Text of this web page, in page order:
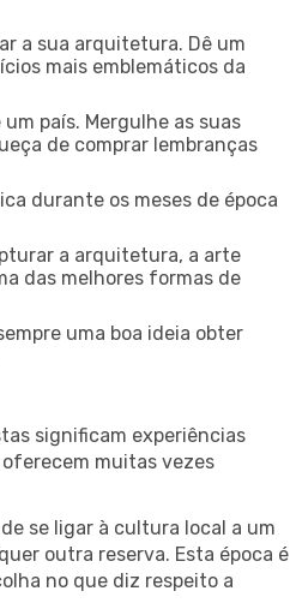
a sua arquitetura. Dê um
mais emblemáticos da
país. Mergulhe as suas
de comprar lembranças
durante os meses de época
a arquitetura, a arte
das melhores formas de
uma boa ideia obter
significam experiências
muitas vezes
se ligar à cultura local a um
outra reserva. Esta época é
no que diz respeito a